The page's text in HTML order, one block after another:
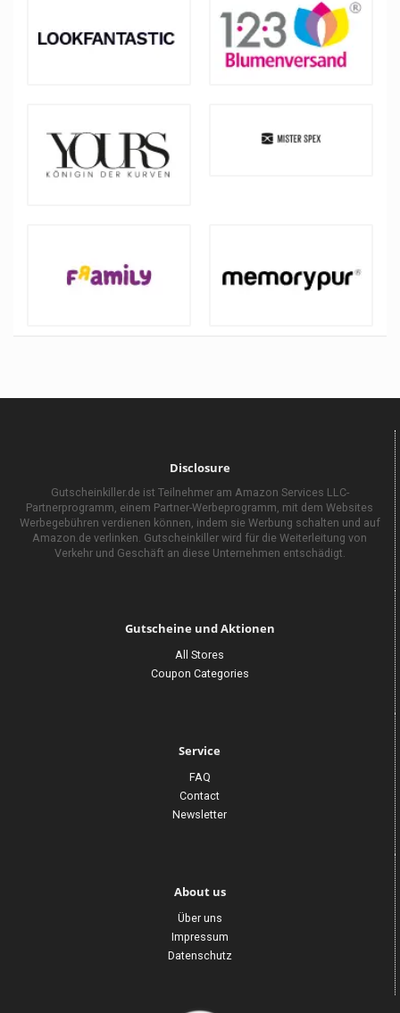
Disclosure
Gutscheinkiller.de ist Teilnehmer am Amazon Services LLC-
Partnerprogramm, einem Partner-Werbeprogramm, mit dem Websites
Werbegebühren verdienen können, indem sie Werbung schalten und auf
Amazon.de verlinken. Gutscheinkiller wird für die Weiterleitung von
Verkehr und Geschäft an diese Unternehmen entschädigt.
Gutscheine und Aktionen
All Stores
Coupon Categories
Service
FAQ
Contact
Newsletter
About us
Über uns
Impressum
Datenschutz